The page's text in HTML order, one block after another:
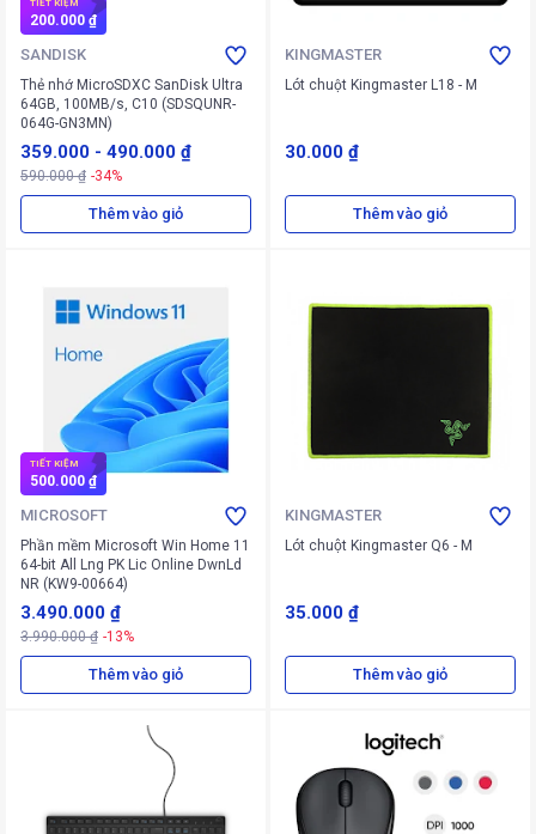
TIẾT KIỆM
200.000 ₫
SANDISK
Thẻ nhớ MicroSDXC SanDisk Ultra
64GB, 100MB/s, C10 (SDSQUNR-
064G-GN3MN)
359.000 - 490.000 ₫
590.000 ₫ -34%
Thêm vào giỏ
KINGMASTER
Lót chuột Kingmaster L18 - M
30.000 ₫
Thêm vào giỏ
TIẾT KIỆM
500.000 ₫
MICROSOFT
Phần mềm Microsoft Win Home 11
64-bit All Lng PK Lic Online DwnLd
NR (KW9-00664)
3.490.000 ₫
3.990.000 ₫ -13%
Thêm vào giỏ
KINGMASTER
Lót chuột Kingmaster Q6 - M
35.000 ₫
Thêm vào giỏ